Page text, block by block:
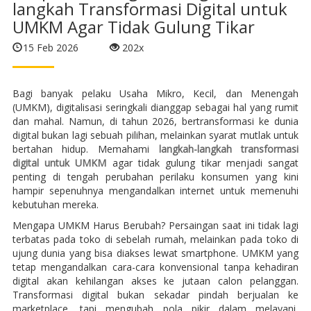
langkah Transformasi Digital untuk
UMKM Agar Tidak Gulung Tikar
15 Feb 2026 202x
Bagi banyak pelaku Usaha Mikro, Kecil, dan Menengah
(UMKM), digitalisasi seringkali dianggap sebagai hal yang rumit
dan mahal. Namun, di tahun 2026, bertransformasi ke dunia
digital bukan lagi sebuah pilihan, melainkan syarat mutlak untuk
bertahan hidup. Memahami langkah-langkah transformasi
digital untuk UMKM agar tidak gulung tikar menjadi sangat
penting di tengah perubahan perilaku konsumen yang kini
hampir sepenuhnya mengandalkan internet untuk memenuhi
kebutuhan mereka.
Mengapa UMKM Harus Berubah? Persaingan saat ini tidak lagi
terbatas pada toko di sebelah rumah, melainkan pada toko di
ujung dunia yang bisa diakses lewat smartphone. UMKM yang
tetap mengandalkan cara-cara konvensional tanpa kehadiran
digital akan kehilangan akses ke jutaan calon pelanggan.
Transformasi digital bukan sekadar pindah berjualan ke